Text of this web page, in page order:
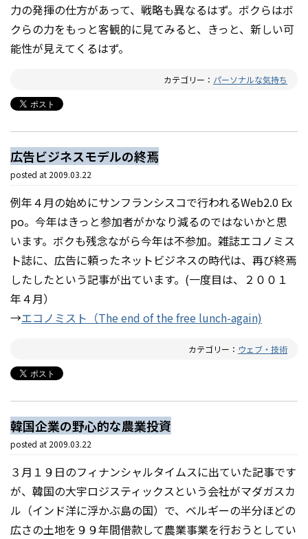
力の発揮の仕方があって、戦略も異なるはず。ボクらはボ
クらの力をもっと客観的に見てみると、きっと、新しい可
能性が見えてくるはず。
カテゴリー： パーソナルな気持ち
広告ビジネスモデルの終焉
posted at 2009.03.22
例年４月の始めにサンフランシスコで行われるWeb2.0 Ex
po。今年はきっと参加者がかなり減るのではないかと思
います。ボクも残念ながら今年は不参加。雑誌エコノミス
ト誌に、広告に頼ったネットビジネスの時代は、再び終焉
したしたという記事が出ています。(一度目は、２００１
年４月）
→エコノミスト（The end of the free lunch-again)
カテゴリー： ウェブ・技術
韓国企業の野心的な農業投資
posted at 2009.03.22
３月１９日のフィナンシャルタイムスに出ていた記事です
が、韓国の大宇ロジスティックスという会社がマダガスカ
ル（インド洋に浮かぶ島の国）で、ベルギーの半分ほどの
広さの土地を９９年間借款して農業事業を行おうとしてい